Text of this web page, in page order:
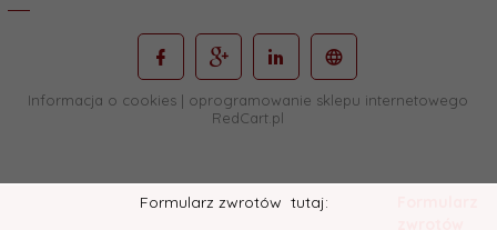
Informacja o cookies| oprogramowanie sklepu internetowego
RedCart.pl
Formularz zwrotów tutaj: